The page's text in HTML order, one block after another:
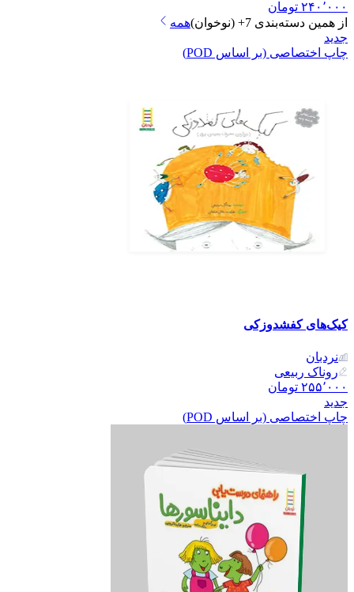
۲۴۰٬۰۰۰ تومان
از همین دسته‌بندی 7+ (نوخوان)
همه
جدید
چاپ اختصاصی (بر اساس POD)
کیک‌های کفشدوزکی
نردبان
روناک ربیعی
۲۵۵٬۰۰۰ تومان
جدید
چاپ اختصاصی (بر اساس POD)